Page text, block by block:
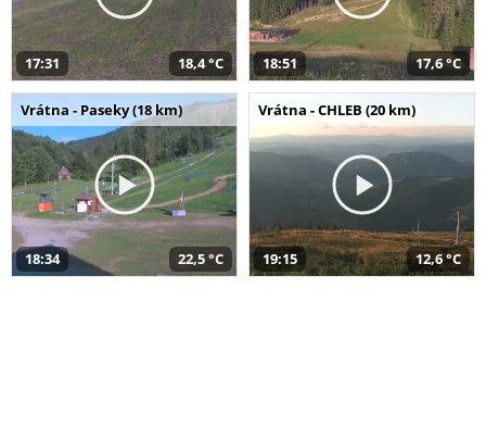
17:31 18,4 °C 18:51 17,6 °C
Vrátna - Paseky (18 km)
18:34 22,5 °C
Vrátna - CHLEB (20 km)
19:15 12,6 °C